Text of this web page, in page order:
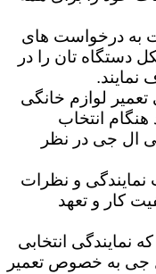
به درخواست های
تان را در
نمایند.
لوازم خانگی
انتخاب
ال جی در نظر
نمایندگی و نظرات
کار و تعهد
نمایندگی انتخابی
جی به خصوص تعمیر